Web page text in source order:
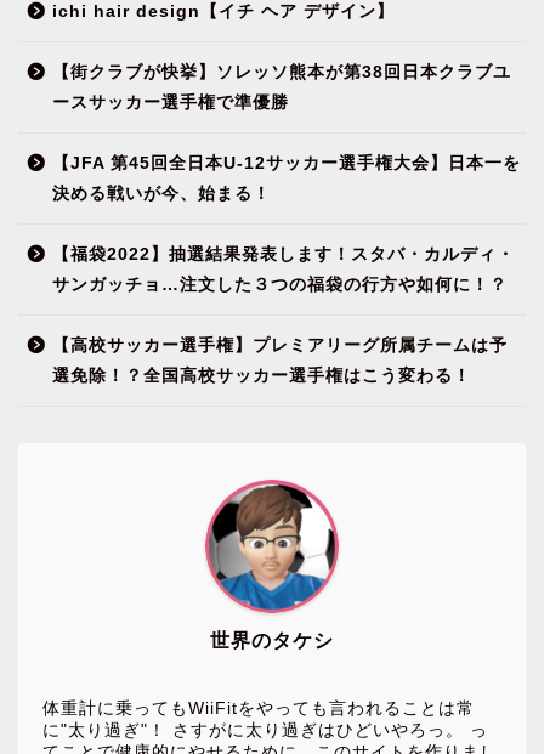
ichi hair design【イチ ヘア デザイン】
【街クラブが快挙】ソレッソ熊本が第38回日本クラブユ
ースサッカー選手権で準優勝
【JFA 第45回全日本U-12サッカー選手権大会】日本一を
決める戦いが今、始まる！
【福袋2022】抽選結果発表します！スタバ・カルディ・
サンガッチョ…注文した３つの福袋の行方や如何に！？
【高校サッカー選手権】プレミアリーグ所属チームは予
選免除！？全国高校サッカー選手権はこう変わる！
世界のタケシ
体重計に乗ってもWiiFitをやっても言われることは常
に"太り過ぎ"！ さすがに太り過ぎはひどいやろっ。 っ